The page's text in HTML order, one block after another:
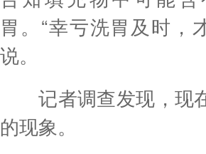
胃。“幸亏洗胃及时，
说。
记者调查发现，现
的现象。